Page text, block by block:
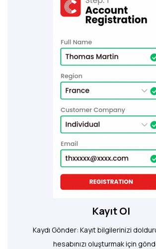
Kayıt Ol
Kaydı Gönder: Kayıt bilgilerinizi
hesabınızı oluşturmak için